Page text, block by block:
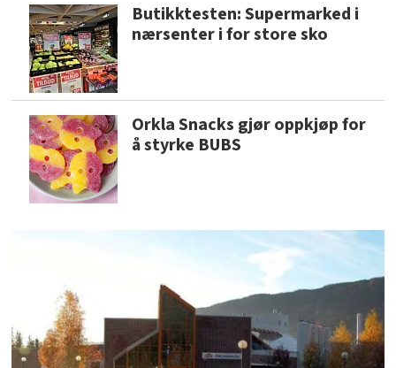
Butikktesten: Supermarked i
nærsenter i for store sko
Orkla Snacks gjør oppkjøp for
å styrke BUBS